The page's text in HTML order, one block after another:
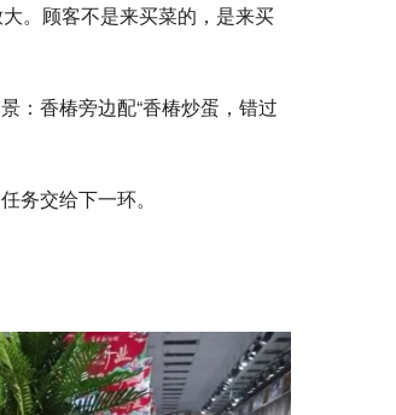
。顾客不是来买菜的，是来买
：香椿旁边配“香椿炒蛋，错过
务交给下一环。